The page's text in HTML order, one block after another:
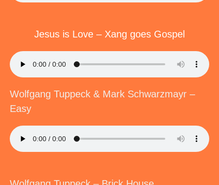
Jesus is Love – Xang goes Gospel
Wolfgang Tuppeck & Mark Schwarzmayr –
Easy